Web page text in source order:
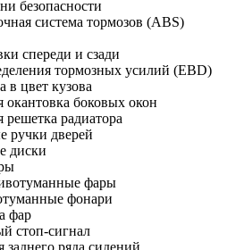
безопасности
система тормозов (ABS)
спереди и сзади
тормозных усилий (EBD)
в цвет кузова
боковых окон
радиатора
ручки дверей
диски
фары
фонари
фар
стоп-сигнал